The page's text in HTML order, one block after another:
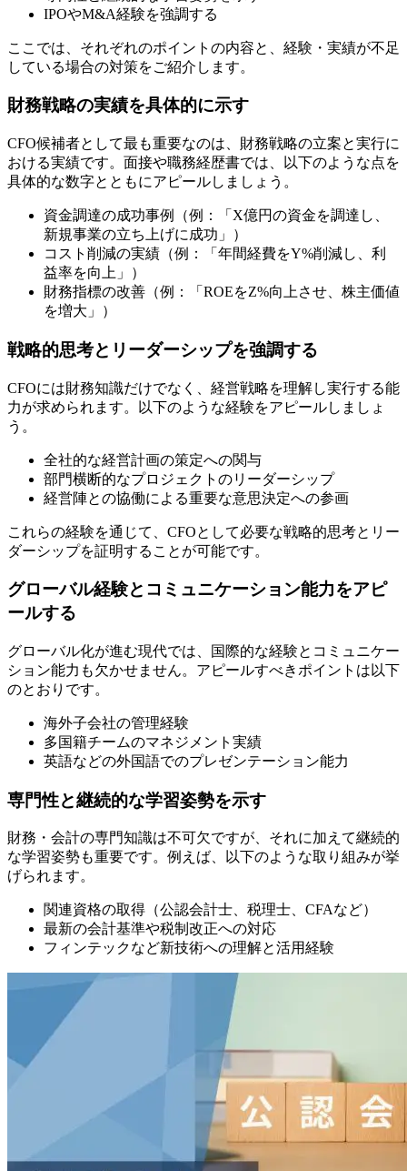
IPOやM&A経験を強調する
ここでは、それぞれのポイントの内容と、経験・実績が不足
している場合の対策をご紹介します。
財務戦略の実績を具体的に示す
CFO候補者として最も重要なのは、財務戦略の立案と実行に
おける実績です。面接や職務経歴書では、以下のような点を
具体的な数字とともにアピールしましょう。
資金調達の成功事例（例：「X億円の資金を調達し、
新規事業の立ち上げに成功」）
コスト削減の実績（例：「年間経費をY%削減し、利
益率を向上」）
財務指標の改善（例：「ROEをZ%向上させ、株主価値
を増大」）
戦略的思考とリーダーシップを強調する
CFOには財務知識だけでなく、経営戦略を理解し実行する能
力が求められます。以下のような経験をアピールしましょ
う。
全社的な経営計画の策定への関与
部門横断的なプロジェクトのリーダーシップ
経営陣との協働による重要な意思決定への参画
これらの経験を通じて、CFOとして必要な戦略的思考とリー
ダーシップを証明することが可能です。
グローバル経験とコミュニケーション能力をアピ
ールする
グローバル化が進む現代では、国際的な経験とコミュニケー
ション能力も欠かせません。アピールすべきポイントは以下
のとおりです。
海外子会社の管理経験
多国籍チームのマネジメント実績
英語などの外国語でのプレゼンテーション能力
専門性と継続的な学習姿勢を示す
財務・会計の専門知識は不可欠ですが、それに加えて継続的
な学習姿勢も重要です。例えば、以下のような取り組みが挙
げられます。
関連資格の取得（公認会計士、税理士、CFAなど）
最新の会計基準や税制改正への対応
フィンテックなど新技術への理解と活用経験